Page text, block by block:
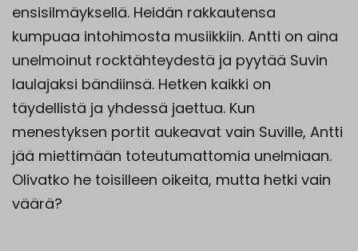
ensisilmäyksellä. Heidän rakkautensa
kumpuaa intohimosta musiikkiin. Antti on aina
unelmoinut rocktähteydestä ja pyytää Suvin
laulajaksi bändiinsä. Hetken kaikki on
täydellistä ja yhdessä jaettua. Kun
menestyksen portit aukeavat vain Suville, Antti
jää miettimään toteutumattomia unelmiaan.
Olivatko he toisilleen oikeita, mutta hetki vain
väärä?